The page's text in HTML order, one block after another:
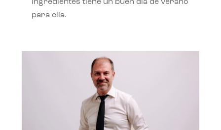
ingredientes tiene un buen día de verano
para ella.